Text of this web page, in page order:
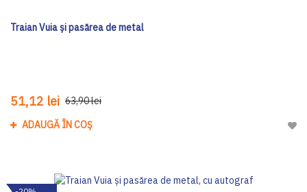
Traian Vuia și pasărea de metal
51,12 lei 63,90 lei
ADAUGĂ ÎN COȘ